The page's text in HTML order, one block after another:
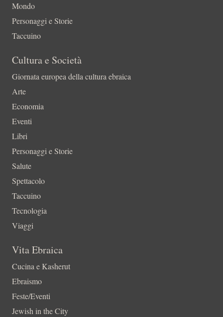
Mondo
Personaggi e Storie
Taccuino
Cultura e Società
Giornata europea della cultura ebraica
Arte
Economia
Eventi
Libri
Personaggi e Storie
Salute
Spettacolo
Taccuino
Tecnologia
Viaggi
Vita Ebraica
Cucina e Kasherut
Ebraismo
Feste/Eventi
Jewish in the City